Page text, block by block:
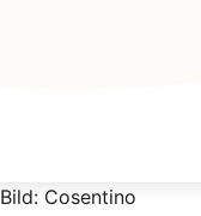
Bild: Cosentino